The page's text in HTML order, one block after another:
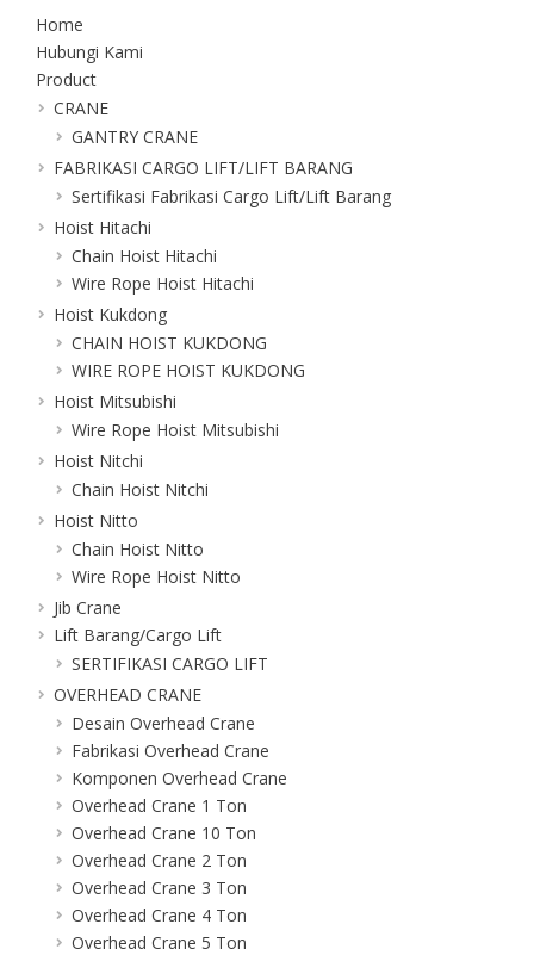
Home
Hubungi Kami
Product
CRANE
GANTRY CRANE
FABRIKASI CARGO LIFT/LIFT BARANG
Sertifikasi Fabrikasi Cargo Lift/Lift Barang
Hoist Hitachi
Chain Hoist Hitachi
Wire Rope Hoist Hitachi
Hoist Kukdong
CHAIN HOIST KUKDONG
WIRE ROPE HOIST KUKDONG
Hoist Mitsubishi
Wire Rope Hoist Mitsubishi
Hoist Nitchi
Chain Hoist Nitchi
Hoist Nitto
Chain Hoist Nitto
Wire Rope Hoist Nitto
Jib Crane
Lift Barang/Cargo Lift
SERTIFIKASI CARGO LIFT
OVERHEAD CRANE
Desain Overhead Crane
Fabrikasi Overhead Crane
Komponen Overhead Crane
Overhead Crane 1 Ton
Overhead Crane 10 Ton
Overhead Crane 2 Ton
Overhead Crane 3 Ton
Overhead Crane 4 Ton
Overhead Crane 5 Ton